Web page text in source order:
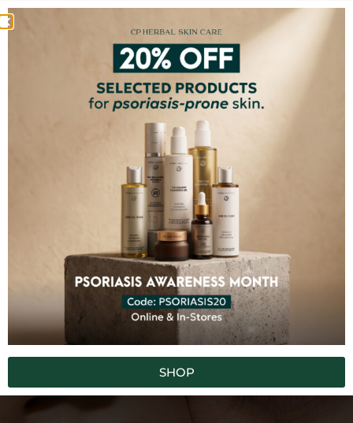
ДОБАВИТЬ В
КОРЗИНУ
Glow & Go Lip Oil
15,00
ДОБАВИТЬ В
КОРЗИНУ
100% НЕ СОДЕРЖАТ
Синтетические химикаты ТоксиныНаполнители
Искусственные красителиИскусственные ароматы
SUBSCRIBE TO OUR NEWSLETTER
SHOP